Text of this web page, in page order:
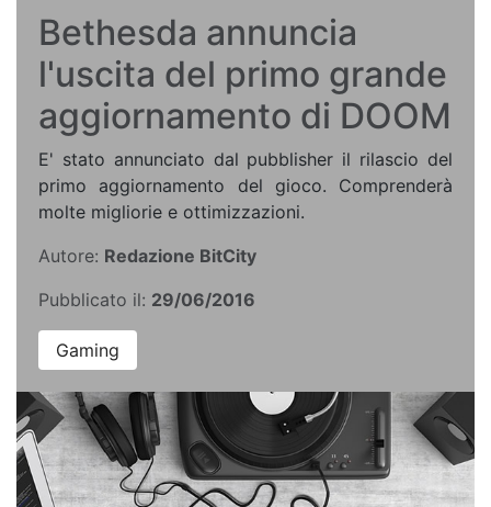
Bethesda annuncia
l'uscita del primo grande
aggiornamento di DOOM
E' stato annunciato dal pubblisher il rilascio del
primo aggiornamento del gioco. Comprenderà
molte migliorie e ottimizzazioni.
Autore: Redazione BitCity
Pubblicato il: 29/06/2016
Gaming